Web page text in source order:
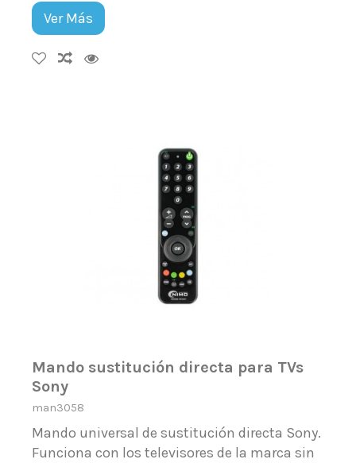
Ver Más
Mando sustitución directa para TVs
Sony
man3058
Mando universal de sustitución directa Sony.
Funciona con los televisores de la marca sin